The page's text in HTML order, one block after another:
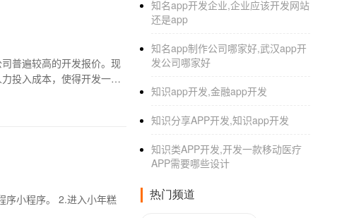
普遍较高的开发报价。现
投入成本，使得开发一个
知名app开发企业,企业应该开发网站
还是app
知名app制作公司哪家好,武汉app开
发公司哪家好
知识app开发,金融app开发
知识分享APP开发,知识app开发
知识类APP开发,开发一款移动医疗
APP需要哪些设计
热门频道